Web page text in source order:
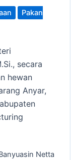
Pakan
secara
hewan
Anyar,
Netta